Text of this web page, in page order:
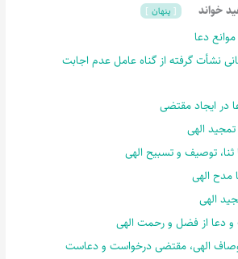
خواند پنهان
دعا
نشأت گرفته از گناه عامل عدم اجابت
در ایجاد مقتضی
تمجید الهی
ثنا، توصیف و تسبیح الهی
مدح الهی
الهی
دعا از فضل و رحمت الهی
الهی، مقتضی درخواست و دعاست